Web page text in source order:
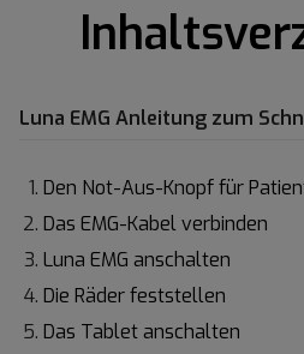
Luna EMG Anleitung zum
Den Not-Aus-Knopf für
Das EMG-Kabel verbinden
Luna EMG anschalten
Die Räder feststellen
Das Tablet anschalten